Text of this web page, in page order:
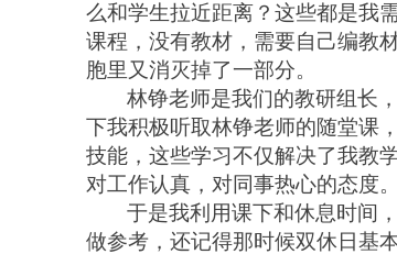
么和学生拉近距离？这些都是我
课程，没有教材，需要自己编教
胞里又消灭掉了一部分。
林铮老师是我们的教研组长
下我积极听取林铮老师的随堂课
技能，这些学习不仅解决了我教
对工作认真，对同事热心的态度。
于是我利用课下和休息时间
做参考，还记得那时候双休日基